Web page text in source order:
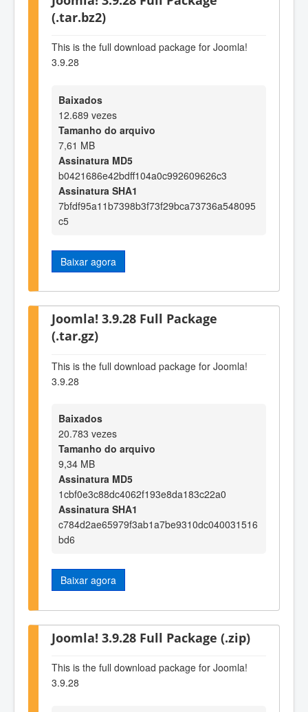
(.tar.bz2)
This is the full download package for Joomla!
3.9.28
Baixados
12.689 vezes
Tamanho do arquivo
7,61 MB
Assinatura MD5
b0421686e42bdff104a0c992609626c3
Assinatura SHA1
7bfdf95a11b7398b3f73f29bca73736a548095
c5
Baixar agora
Joomla! 3.9.28 Full Package
(.tar.gz)
This is the full download package for Joomla!
3.9.28
Baixados
20.783 vezes
Tamanho do arquivo
9,34 MB
Assinatura MD5
1cbf0e3c88dc4062f193e8da183c22a0
Assinatura SHA1
c784d2ae65979f3ab1a7be9310dc040031516
bd6
Baixar agora
Joomla! 3.9.28 Full Package (.zip)
This is the full download package for Joomla!
3.9.28